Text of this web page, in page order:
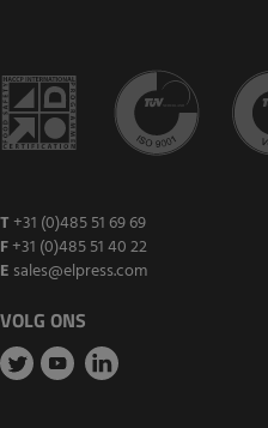
T +31 (0)485 51 69 69
F+31 (0)485 51 40 22
E sales@elpress.com
VOLG ONS